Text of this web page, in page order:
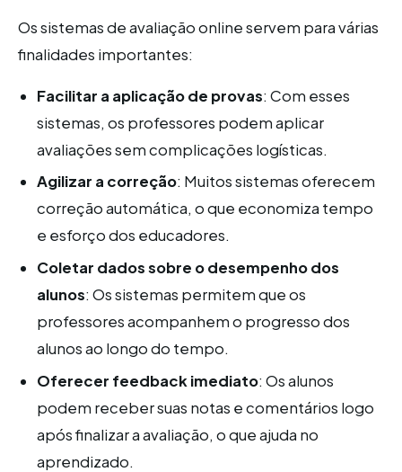
Os sistemas de avaliação online servem para várias
finalidades importantes:
Facilitar a aplicação de provas: Com esses
sistemas, os professores podem aplicar
avaliações sem complicações logísticas.
Agilizar a correção: Muitos sistemas oferecem
correção automática, o que economiza tempo
e esforço dos educadores.
Coletar dados sobre o desempenho dos
alunos: Os sistemas permitem que os
professores acompanhem o progresso dos
alunos ao longo do tempo.
Oferecer feedback imediato: Os alunos
podem receber suas notas e comentários logo
após finalizar a avaliação, o que ajuda no
aprendizado.